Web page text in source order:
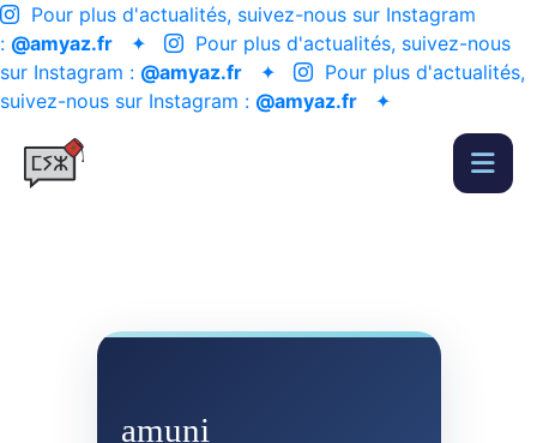
Pour plus d'actualités, suivez-nous sur Instagram
: @amyaz.fr ✦
Pour plus d'actualités, suivez-nous
sur Instagram : @amyaz.fr ✦
Pour plus d'actualités,
suivez-nous sur Instagram : @amyaz.fr ✦
amuni